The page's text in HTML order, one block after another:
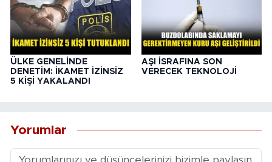
ÜLKE GENELİNDE
DENETİM: İKAMET İZİNSİZ
5 KİŞİ YAKALANDI
AŞI İSRAFINA SON
VERECEK TEKNOLOJİ
Yorumlar